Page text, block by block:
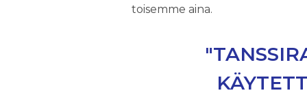
toisemme aina.